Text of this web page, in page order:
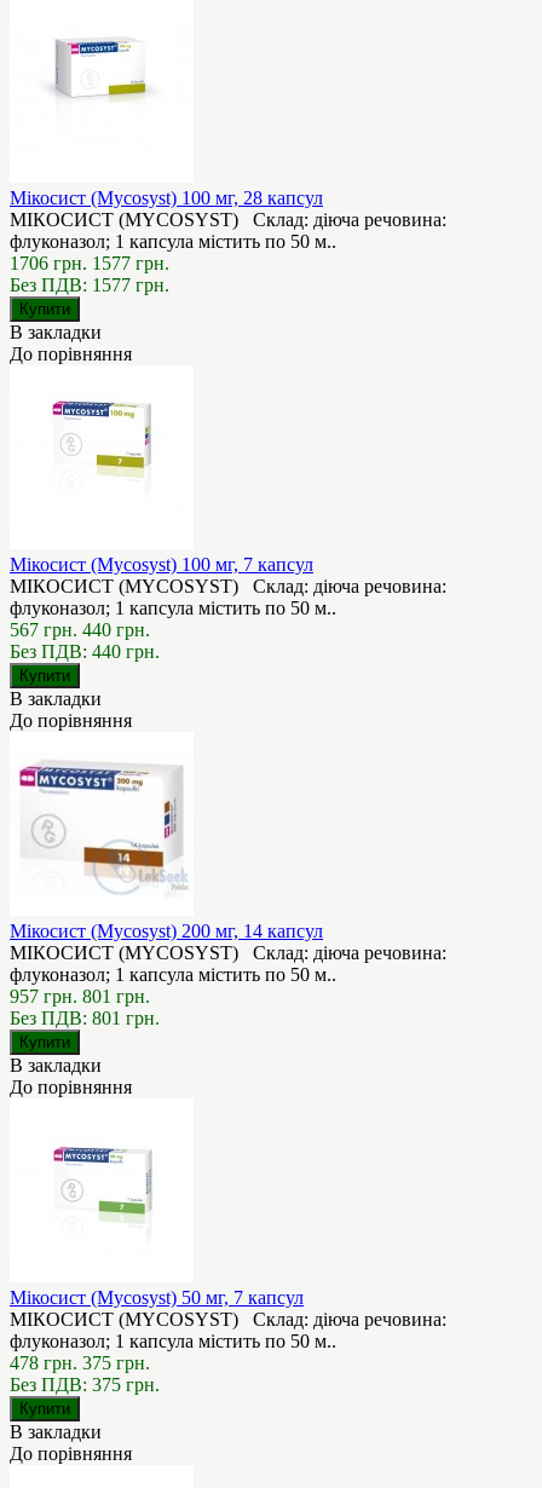
Мікосист (Mycosyst) 100 мг, 28 капсул
МІКОСИСТ (MYCOSYST) Склад: діюча речовина:
флуконазол; 1 капсула містить по 50 м..
1706 грн. 1577 грн.
Без ПДВ: 1577 грн.
В закладки
До порівняння
Мікосист (Mycosyst) 100 мг, 7 капсул
МІКОСИСТ (MYCOSYST) Склад: діюча речовина:
флуконазол; 1 капсула містить по 50 м..
567 грн. 440 грн.
Без ПДВ: 440 грн.
В закладки
До порівняння
Мікосист (Mycosyst) 200 мг, 14 капсул
МІКОСИСТ (MYCOSYST) Склад: діюча речовина:
флуконазол; 1 капсула містить по 50 м..
957 грн. 801 грн.
Без ПДВ: 801 грн.
В закладки
До порівняння
Мікосист (Mycosyst) 50 мг, 7 капсул
МІКОСИСТ (MYCOSYST) Склад: діюча речовина:
флуконазол; 1 капсула містить по 50 м..
478 грн. 375 грн.
Без ПДВ: 375 грн.
В закладки
До порівняння